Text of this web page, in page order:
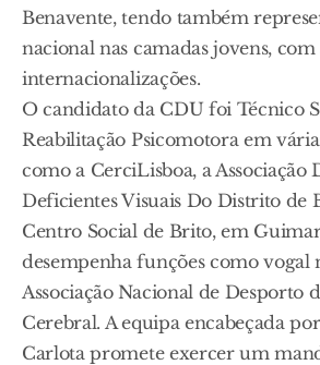
Benavente, tendo também
nacional nas camadas jovens, com
internacionalizações.
O candidato da CDU foi Técnico
Reabilitação Psicomotora em
como a CerciLisboa, a Associação
Deficientes Visuais Do Distrito de
Centro Social de Brito, em
desempenha funções como vogal
Associação Nacional de Desporto
Cerebral. A equipa encabeçada
Carlota promete exercer um